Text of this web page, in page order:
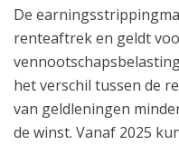
De
renteaftrek en geldt
het verschil tussen de
van geldleningen
de winst. Vanaf 2025